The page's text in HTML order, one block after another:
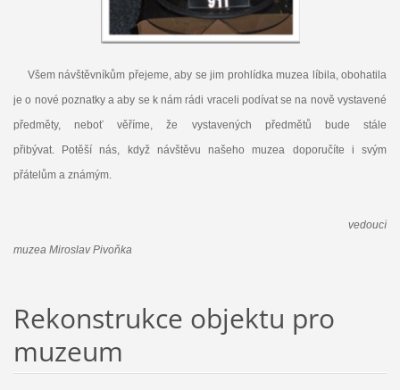
Všem návštěvníkům přejeme, aby se jim prohlídka muzea líbila, obohatila
je o nové poznatky a aby se k nám rádi vraceli podívat se na nově vystavené
předměty, neboť věříme, že vystavených předmětů bude stále
přibývat. Potěší nás, když návštěvu našeho muzea doporučíte i svým
přátelům a známým.
vedoucí
muzea Miroslav Pivoňka
Rekonstrukce objektu pro
muzeum